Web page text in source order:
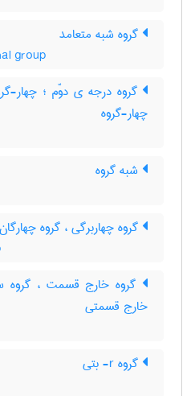
گروه شبه متعامد
group
گروه درجه ی دوّم ؛ چهار-
چهار-گروه
شبه گروه
گروه چهاربرگی ، گروه
گروه خارج قسمت ، گروه
خارج قسمتی
گروه r- بتی